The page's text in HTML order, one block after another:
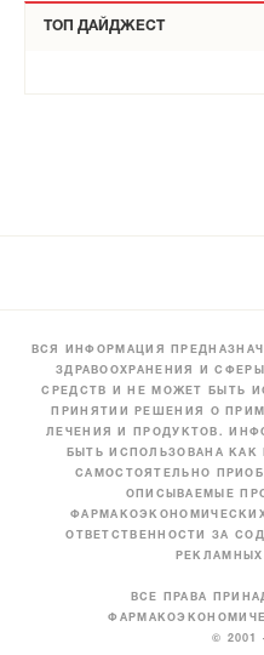
ТОП ДАЙДЖЕСТ
ВСЯ ИНФОРМАЦИЯ
ЗДРАВООХРАНЕНИЯ И
СРЕДСТВ И НЕ МОЖЕТ БЫТЬ
ПРИНЯТИИ РЕШЕНИЯ О
ЛЕЧЕНИЯ И ПРОДУКТОВ.
БЫТЬ ИСПОЛЬЗОВАНА
САМОСТОЯТЕЛЬНО
ОПИСЫВАЕМЫЕ
ОТВЕТСТВЕННОСТИ ЗА
ВСЕ ПРАВА
© 2001